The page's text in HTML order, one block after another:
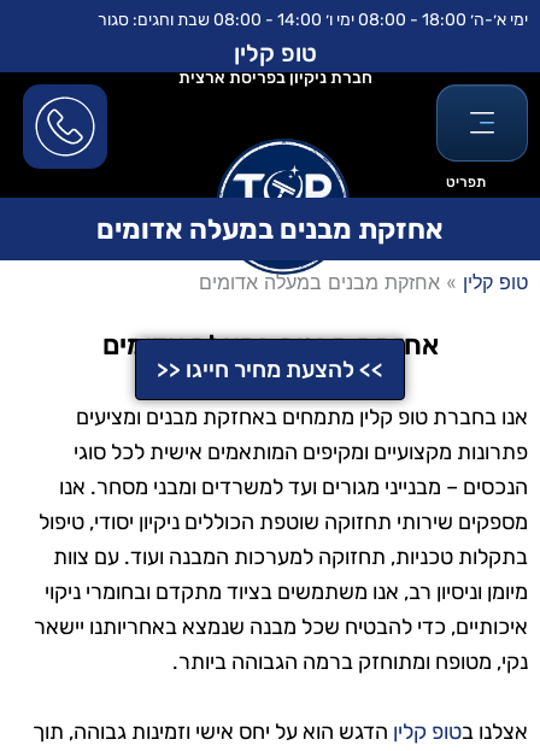
לתוכן
דילוג
ימי א׳-ה׳ 18:00 - 08:00 ימי ו׳ 14:00 - 08:00 שבת וחגים: סגור
תפריט
טופ קלין
חברת ניקיון בפריסת ארצית
אחזקת מבנים במעלה אדומים
טופ קלין » אחזקת מבנים במעלה אדומים
אחזקת מבנים במעלה אדומים
>> להצעת מחיר חייגו <<
אנו בחברת טופ קלין מתמחים באחזקת מבנים ומציעים
פתרונות מקצועיים ומקיפים המותאמים אישית לכל סוגי
הנכסים – מבנייני מגורים ועד למשרדים ומבני מסחר. אנו
מספקים שירותי תחזוקה שוטפת הכוללים ניקיון יסודי, טיפול
בתקלות טכניות, תחזוקה למערכות המבנה ועוד. עם צוות
מיומן וניסיון רב, אנו משתמשים בציוד מתקדם ובחומרי ניקוי
איכותיים, כדי להבטיח שכל מבנה שנמצא באחריותנו יישאר
נקי, מטופח ומתוחזק ברמה הגבוהה ביותר.
אצלנו בטופ קלין הדגש הוא על יחס אישי וזמינות גבוהה, תוך